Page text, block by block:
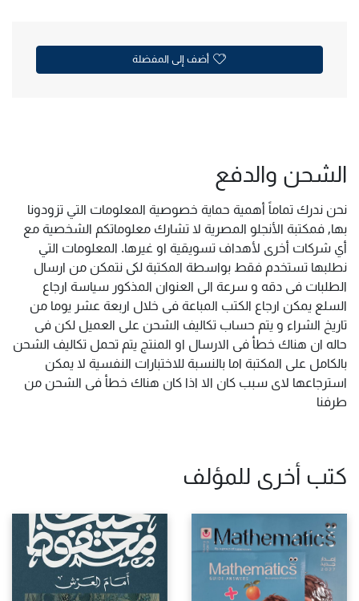
أضف إلى المفضلة
الشحن والدفع
نحن ندرك تماماً أهمية حماية خصوصية المعلومات التي تزودونا
بها, فمكتبة الأنجلو المصرية لا تشارك معلوماتكم الشخصية مع
أي شركات أخرى لأهداف تسويقية او غيرها. المعلومات التي
نطلبها تستخدم فقط بواسطة المكتبة لكى نتمكن من ارسال
الطلبات فى دقه و سرعة الى العنوان المذكور سياسة ارجاع
السلع يمكن ارجاع الكتب المباعة فى خلال اربعة عشر يوما من
تاريخ الشراء و يتم حساب تكاليف الشحن على العميل لكن فى
حاله ان هناك خطأ فى الارسال او المنتج يتم تحمل تكاليف الشحن
بالكامل على المكتبة اما بالنسبة للاختبارات النفسية لا يمكن
استرجاعها لاى سبب كان الا اذا كان هناك خطأ فى الشحن من
طرفنا
كتب أخرى للمؤلف